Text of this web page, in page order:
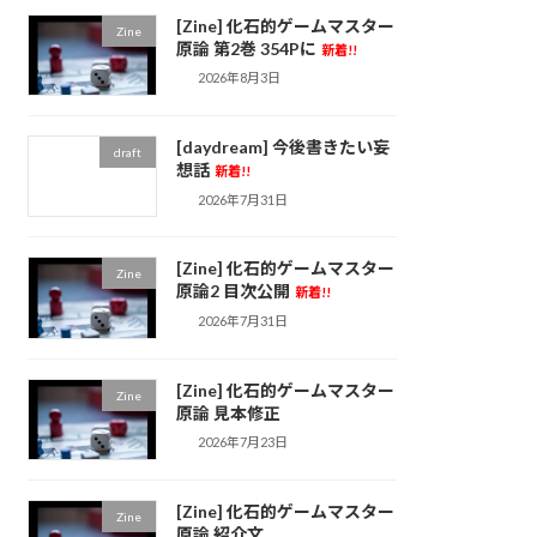
Zine
[Zine] 化石的ゲームマスター
原論 第2巻 354Pに 新着!!
2026年8月3日
draft
[daydream] 今後書きたい妄
想話 新着!!
2026年7月31日
Zine
[Zine] 化石的ゲームマスター
原論2 目次公開 新着!!
2026年7月31日
Zine
[Zine] 化石的ゲームマスター
原論 見本修正
2026年7月23日
Zine
[Zine] 化石的ゲームマスター